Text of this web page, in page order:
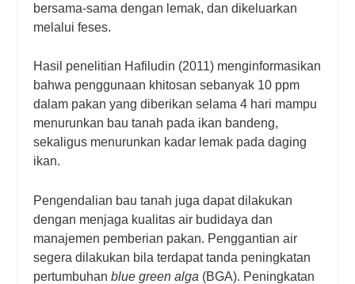
bersama-sama dengan lemak, dan dikeluarkan
melalui feses.
Hasil penelitian Hafiludin (2011) menginformasikan
bahwa penggunaan khitosan sebanyak 10 ppm
dalam pakan yang diberikan selama 4 hari mampu
menurunkan bau tanah pada ikan bandeng,
sekaligus menurunkan kadar lemak pada daging
ikan.
Pengendalian bau tanah juga dapat dilakukan
dengan menjaga kualitas air budidaya dan
manajemen pemberian pakan. Penggantian air
segera dilakukan bila terdapat tanda peningkatan
pertumbuhanblue green alga (BGA). Peningkatan